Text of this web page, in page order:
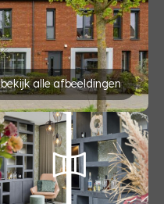
bekijk alle afbeeldingen